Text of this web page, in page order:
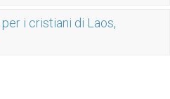
i cristiani di Laos,